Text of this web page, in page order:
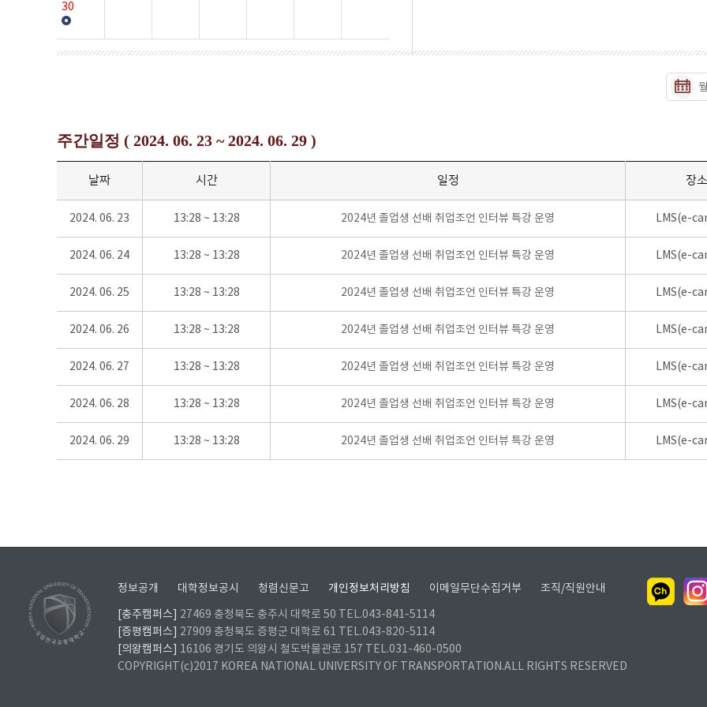
30
주간일정 ( 2024. 06. 23 ~ 2024. 06. 29 )
날짜 시간 일정 장소
2024. 06. 23 13:28 ~ 13:28 2024년 졸업생 선배 취업조언 인터뷰 특강 운영 LMS(e-
2024. 06. 24 13:28 ~ 13:28 2024년 졸업생 선배 취업조언 인터뷰 특강 운영 LMS(e-
2024. 06. 25 13:28 ~ 13:28 2024년 졸업생 선배 취업조언 인터뷰 특강 운영 LMS(e-
2024. 06. 26 13:28 ~ 13:28 2024년 졸업생 선배 취업조언 인터뷰 특강 운영 LMS(e-
2024. 06. 27 13:28 ~ 13:28 2024년 졸업생 선배 취업조언 인터뷰 특강 운영 LMS(e-
2024. 06. 28 13:28 ~ 13:28 2024년 졸업생 선배 취업조언 인터뷰 특강 운영 LMS(e-
2024. 06. 29 13:28 ~ 13:28 2024년 졸업생 선배 취업조언 인터뷰 특강 운영 LMS(e-
정보공개 대학정보공시 청렴신문고 개인정보처리방침 이메일무단수집거부 조직/직원안내
[충주캠퍼스]
27469 충청북도 충주시 대학로 50 TEL.043-841-5114
[증평캠퍼스]
27909 충청북도 증평군 대학로 61 TEL.043-820-5114
[의왕캠퍼스]
16106 경기도 의왕시 철도박물관로 157 TEL.031-460-0500
COPYRIGHT(c)2017 KOREA NATIONAL UNIVERSITY OF TRANSPORTATION.ALL RIGHTS RESERVED